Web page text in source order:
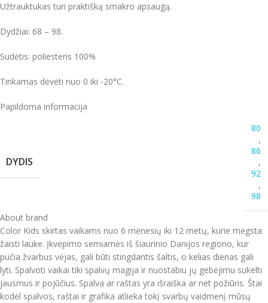
Užtrauktukas turi praktišką smakro apsaugą.
Dydžiai: 68 – 98.
Sudėtis: poliesteris 100%
Tinkamas dėvėti nuo 0 iki -20°C.
Papildoma informacija
DYDIS
80
,
86
,
92
,
98
About brand
Color Kids skirtas vaikams nuo 6 mėnesių iki 12 metų, kurie mėgsta
žaisti lauke. Įkvėpimo semiamės iš šiaurinio Danijos regiono, kur
pučia žvarbus vėjas, gali būti stingdantis šaltis, o kelias dienas gali
lyti. Spalvoti vaikai tiki spalvų magija ir nuostabiu jų gebėjimu sukelti
jausmus ir pojūčius. Spalva ar raštas yra išraiška ar net požiūris. Štai
kodėl spalvos, raštai ir grafika atlieka tokį svarbų vaidmenį mūsų